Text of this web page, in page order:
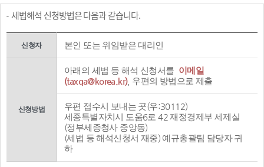
세법해석 신청방법은 다음과 같습니다.
신청자 본인 또는 위임받은 대리인
신청방법
아래의 세법 등 해석 신청서를 이메일
(taxqa@korea.kr), 우편의 방법으로 제출
우편 접수시 보내는 곳(우:30112)
세종특별자치시 도움6로 42 재정경제부 세제실
(정부세종청사 중앙동)
(세법 등 해석신청서 재중) 예규총괄팀 담당자 귀
하